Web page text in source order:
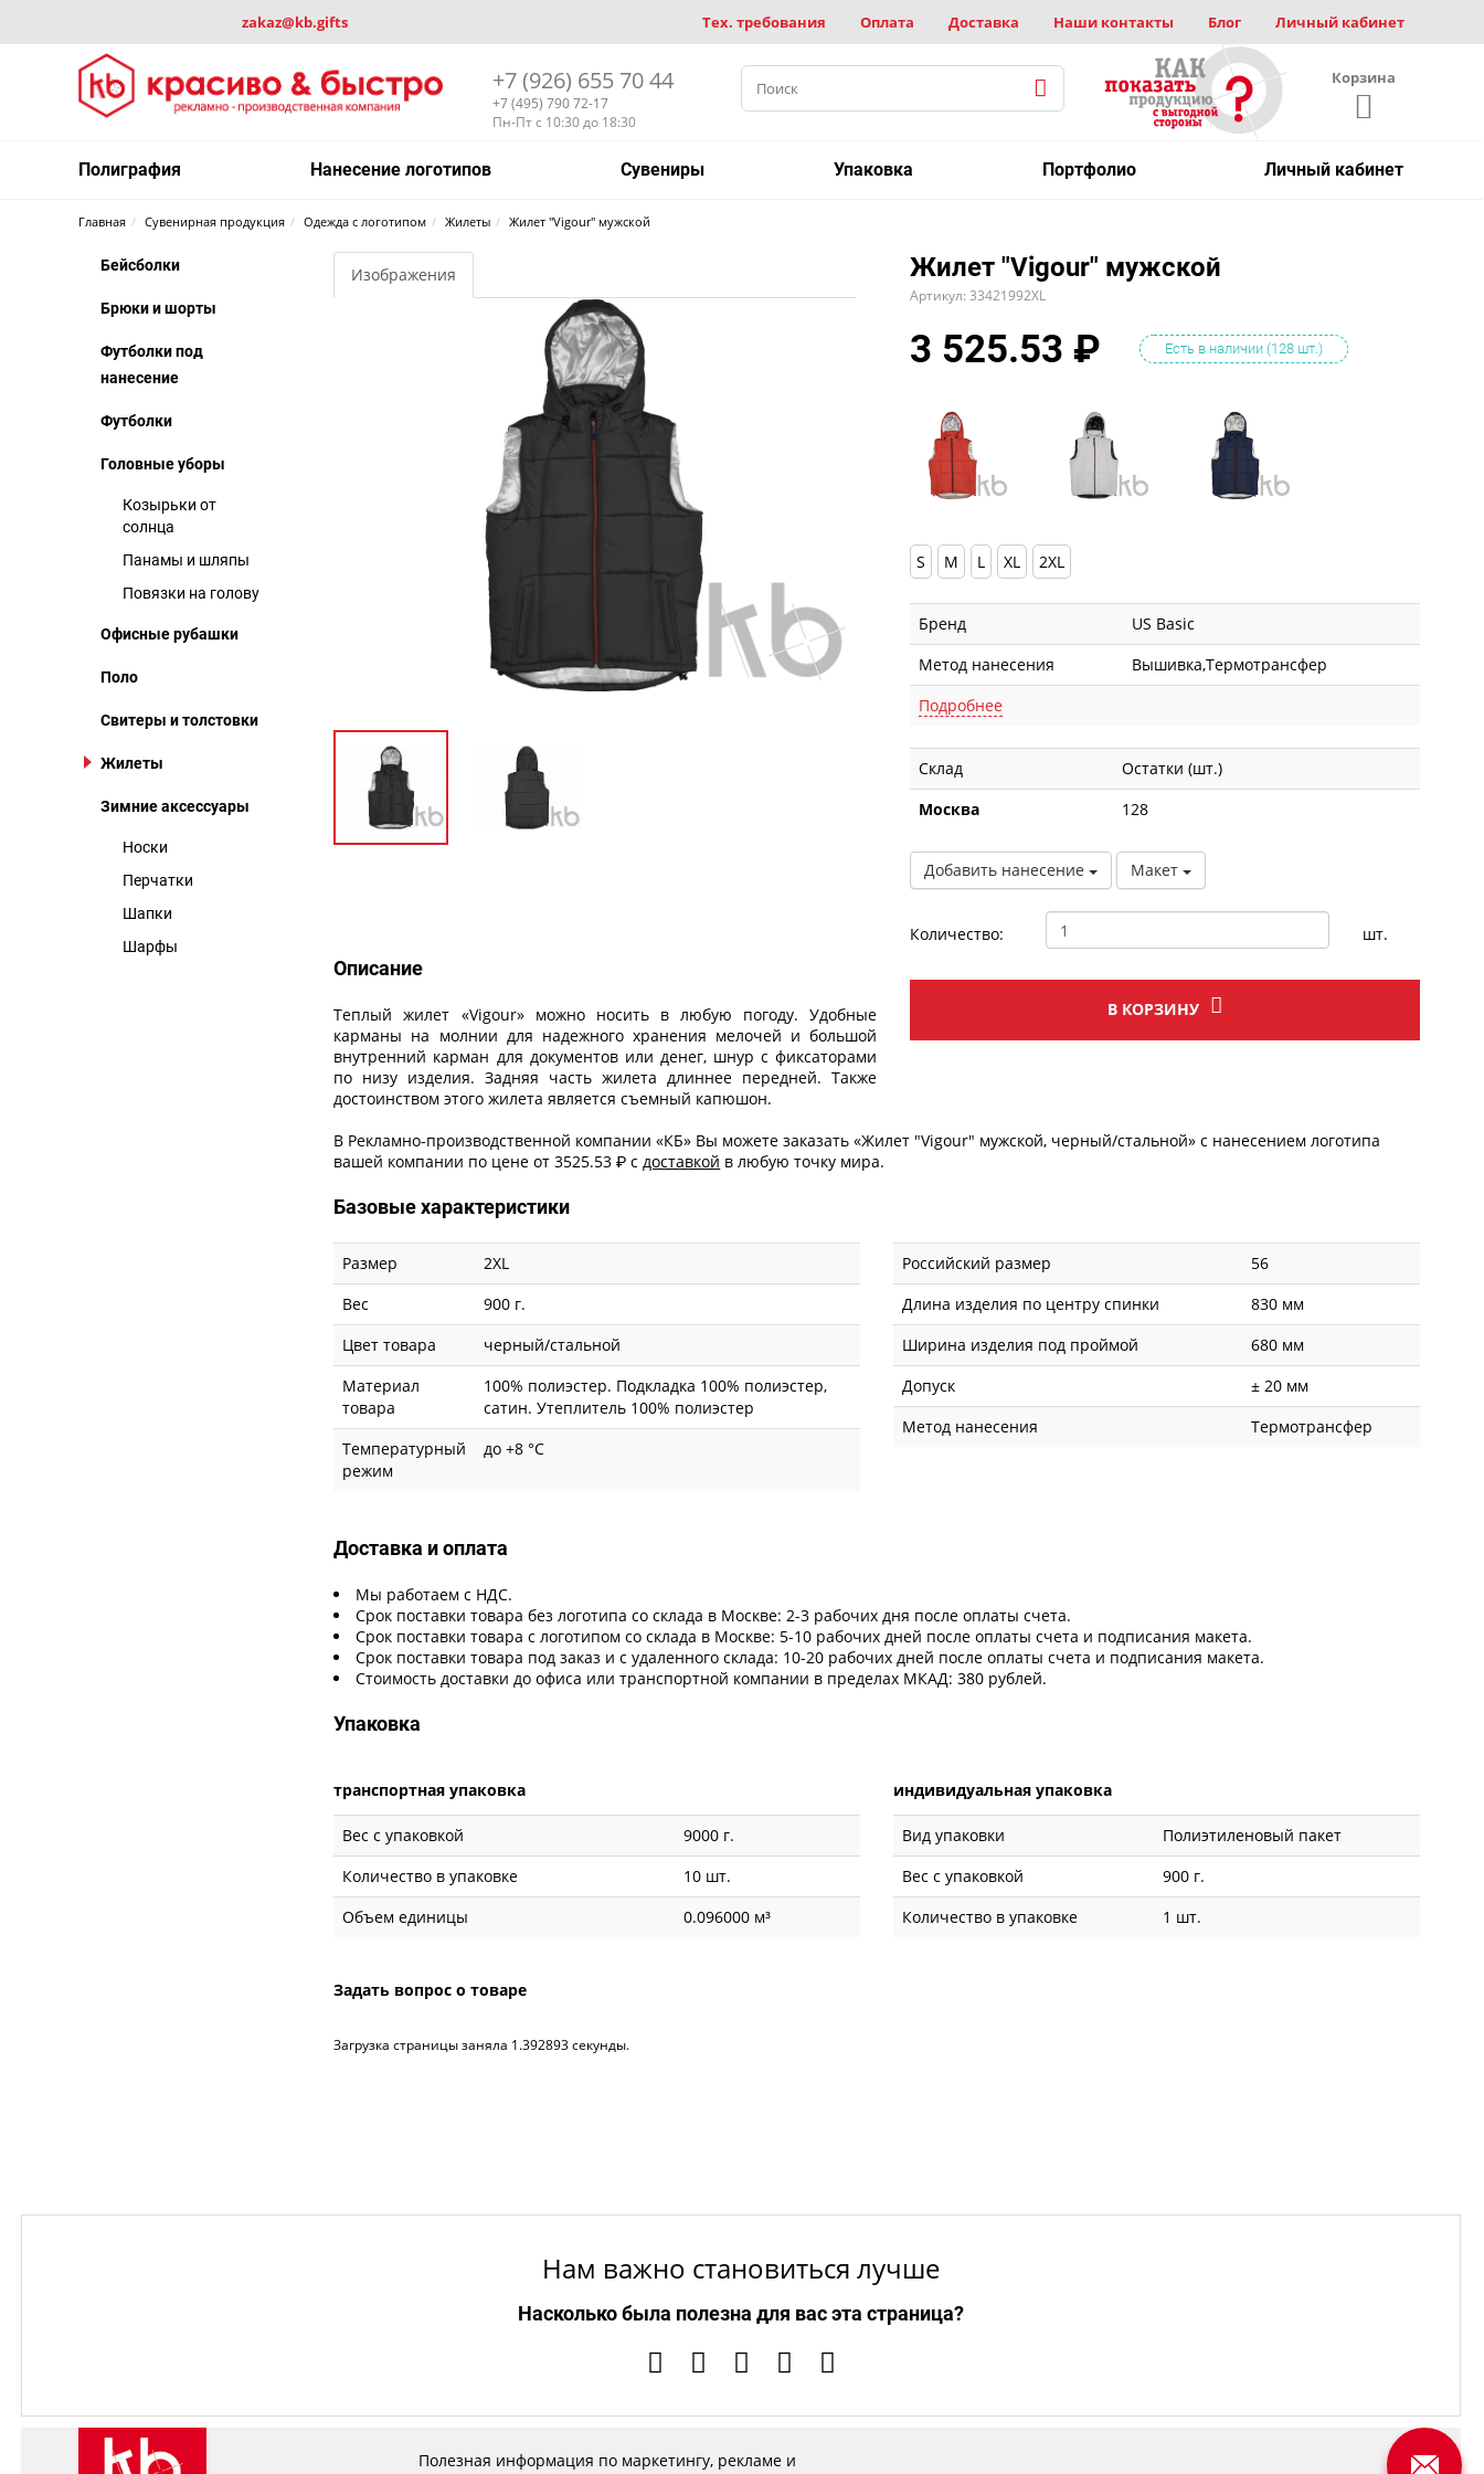
zakaz@kb.gifts Тех. требования Оплата Доставка Наши контакты Блог Личный кабинет
+7 (926) 655 70 44
+7 (495) 790 72-17
Пн-Пт с 10:30 до 18:30
Корзина
Полиграфия Нанесение логотипов Сувениры Упаковка Портфолио Личный кабинет
Главная Сувенирная продукция Одежда с логотипом Жилеты Жилет "Vigour" мужской
Бейсболки
Брюки и шорты
Футболки под
нанесение
Футболки
Головные уборы
Козырьки от
солнца
Панамы и шляпы
Повязки на голову
Офисные рубашки
Поло
Свитеры и толстовки
Жилеты
Зимние аксессуары
Носки
Перчатки
Шапки
Шарфы
Жилет "Vigour" мужской
Артикул: 33421992XL
Изображения
3 525.53 ₽ Есть в наличии (128 шт.)
S M L XL 2XL
Бренд
US Basic
Метод нанесения
Вышивка,Термотрансфер
Подробнее
Склад
Остатки (шт.)
Москва
128
Добавить нанесение Макет
Количество: шт.
В КОРЗИНУ
Описание
Теплый жилет «Vigour» можно носить в любую погоду. Удобные
карманы на молнии для надежного хранения мелочей и большой
внутренний карман для документов или денег, шнур с фиксаторами
по низу изделия. Задняя часть жилета длиннее передней. Также
достоинством этого жилета является съемный капюшон.
В Рекламно-производственной компании «КБ» Вы можете заказать «Жилет "Vigour" мужской, черный/стальной» с нанесением логотипа
вашей компании по цене от 3525.53 ₽ с доставкой в любую точку мира.
Базовые характеристики
Размер
2XL
Вес
900 г.
Цвет товара
черный/стальной
Материал
товара
100% полиэстер. Подкладка 100% полиэстер,
сатин. Утеплитель 100% полиэстер
Температурный
режим
до +8 °C
Российский размер
56
Длина изделия по центру спинки
830 мм
Ширина изделия под проймой
680 мм
Допуск
± 20 мм
Метод нанесения
Термотрансфер
Доставка и оплата
Мы работаем с НДС.
Срок поставки товара без логотипа со склада в Москве: 2-3 рабочих дня после оплаты счета.
Срок поставки товара с логотипом со склада в Москве: 5-10 рабочих дней после оплаты счета и подписания макета.
Срок поставки товара под заказ и с удаленного склада: 10-20 рабочих дней после оплаты счета и подписания макета.
Стоимость доставки до офиса или транспортной компании в пределах МКАД: 380 рублей.
Упаковка
транспортная упаковка
Вес с упаковкой
9000 г.
Количество в упаковке
10 шт.
Объем единицы
0.096000 м³
индивидуальная упаковка
Вид упаковки
Полиэтиленовый пакет
Вес с упаковкой
900 г.
Количество в упаковке
1 шт.
Задать вопрос о товаре
Загрузка страницы заняла 1.392893 секунды.
Нам важно становиться лучше
Насколько была полезна для вас эта страница?
Полезная информация по маркетингу, рекламе и